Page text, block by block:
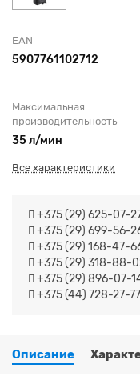
EAN
5907761102712
Максимальная
производительность
35 л/мин
Все характеристики
+375 (29) 625-07-
+375 (29) 699-56-
+375 (29) 168-47-
+375 (29) 318-88-
+375 (29) 896-07-
+375 (44) 728-27-
Описание